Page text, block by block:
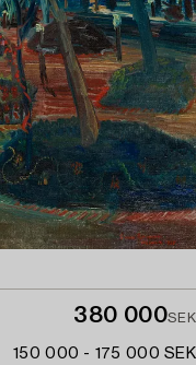
380 000SEK
150 000 - 175 000 SEK